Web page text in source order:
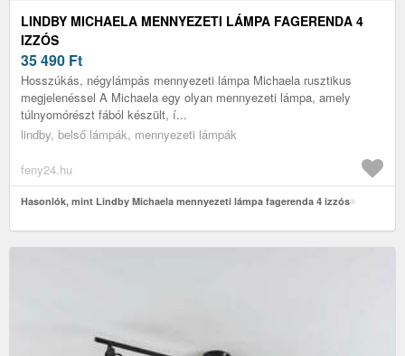
LINDBY MICHAELA MENNYEZETI LÁMPA FAGERENDA 4
IZZÓS
35 490 Ft
Hosszúkás, négylámpás mennyezeti lámpa Michaela rusztikus
megjelenéssel A Michaela egy olyan mennyezeti lámpa, amely
túlnyomórészt fából készült, í...
lindby, belső lámpák, mennyezeti lámpák
feny24.hu
Hasonlók, mint Lindby Michaela mennyezeti lámpa fagerenda 4 izzós